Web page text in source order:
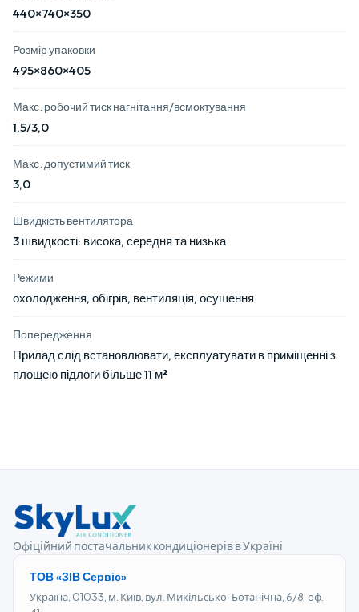
440×740×350
Розмір упаковки
495×860×405
Макс. робочий тиск нагнітання/всмоктування
1,5/3,0
Макс. допустимий тиск
3,0
Швидкість вентилятора
3 швидкості: висока, середня та низька
Режими
охолодження, обігрів, вентиляція, осушення
Попередження
Прилад слід встановлювати, експлуатувати в приміщенні з
площею підлоги більше 11 м²
Офіційний постачальник кондиціонерів в Україні
ТОВ «ЗІВ Сервіс»
Україна, 01033, м. Київ, вул. Микільсько-Ботанічна, 6/8, оф.